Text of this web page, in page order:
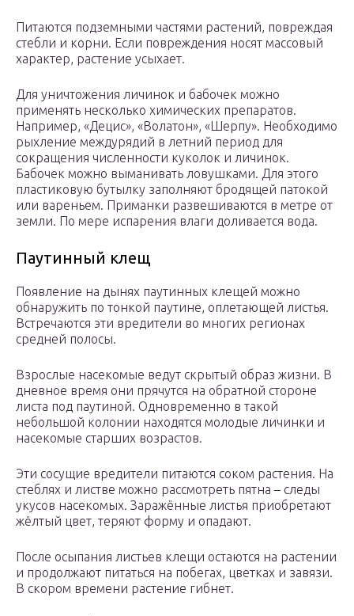
Питаются подземными частями растений, повреждая
стебли и корни. Если повреждения носят массовый
характер, растение усыхает.
Для уничтожения личинок и бабочек можно
применять несколько химических препаратов.
Например, «Децис», «Волатон», «Шерпу». Необходимо
рыхление междурядий в летний период для
сокращения численности куколок и личинок.
Бабочек можно выманивать ловушками. Для этого
пластиковую бутылку заполняют бродящей патокой
или вареньем. Приманки развешиваются в метре от
земли. По мере испарения влаги доливается вода.
Паутинный клещ
Появление на дынях паутинных клещей можно
обнаружить по тонкой паутине, оплетающей листья.
Встречаются эти вредители во многих регионах
средней полосы.
Взрослые насекомые ведут скрытый образ жизни. В
дневное время они прячутся на обратной стороне
листа под паутиной. Одновременно в такой
небольшой колонии находятся молодые личинки и
насекомые старших возрастов.
Эти сосущие вредители питаются соком растения. На
стеблях и листве можно рассмотреть пятна – следы
укусов насекомых. Заражённые листья приобретают
жёлтый цвет, теряют форму и опадают.
После осыпания листьев клещи остаются на растении
и продолжают питаться на побегах, цветках и завязи.
В скором времени растение гибнет.